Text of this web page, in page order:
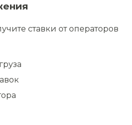
ставки от операторов